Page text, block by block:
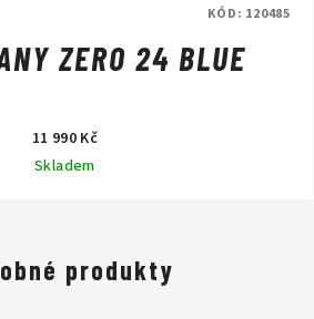
ZERO 24 BLUE
11 990 Kč
Skladem
KÓD: 120485
produkty